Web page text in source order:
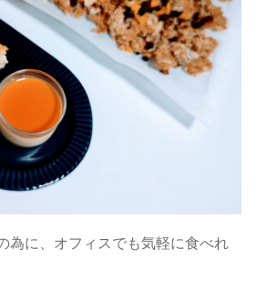
為に、オフィスでも気軽に食べれ